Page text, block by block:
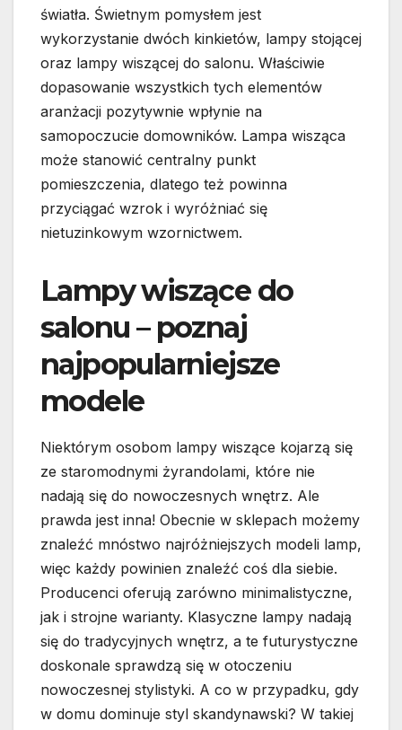
światła. Świetnym pomysłem jest
wykorzystanie dwóch kinkietów, lampy stojącej
oraz lampy wiszącej do salonu. Właściwie
dopasowanie wszystkich tych elementów
aranżacji pozytywnie wpłynie na
samopoczucie domowników. Lampa wisząca
może stanowić centralny punkt
pomieszczenia, dlatego też powinna
przyciągać wzrok i wyróżniać się
nietuzinkowym wzornictwem.
Lampy wiszące do
salonu – poznaj
najpopularniejsze
modele
Niektórym osobom lampy wiszące kojarzą się
ze staromodnymi żyrandolami, które nie
nadają się do nowoczesnych wnętrz. Ale
prawda jest inna! Obecnie w sklepach możemy
znaleźć mnóstwo najróżniejszych modeli lamp,
więc każdy powinien znaleźć coś dla siebie.
Producenci oferują zarówno minimalistyczne,
jak i strojne warianty. Klasyczne lampy nadają
się do tradycyjnych wnętrz, a te futurystyczne
doskonale sprawdzą się w otoczeniu
nowoczesnej stylistyki. A co w przypadku, gdy
w domu dominuje styl skandynawski? W takiej